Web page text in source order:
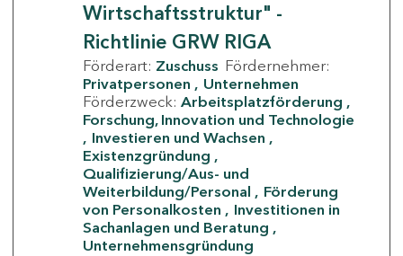
Wirtschaftsstruktur" -
Richtlinie GRW RIGA
Förderart: Zuschuss Fördernehmer:
Privatpersonen
Unternehmen
Förderzweck: Arbeitsplatzförderung
Forschung, Innovation und Technologie
Investieren und Wachsen
Existenzgründung
Qualifizierung/Aus- und
Weiterbildung/Personal
Förderung
von Personalkosten
Investitionen in
Sachanlagen und Beratung
Unternehmensgründung